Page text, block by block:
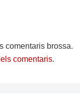
comentaris brossa.
comentaris.